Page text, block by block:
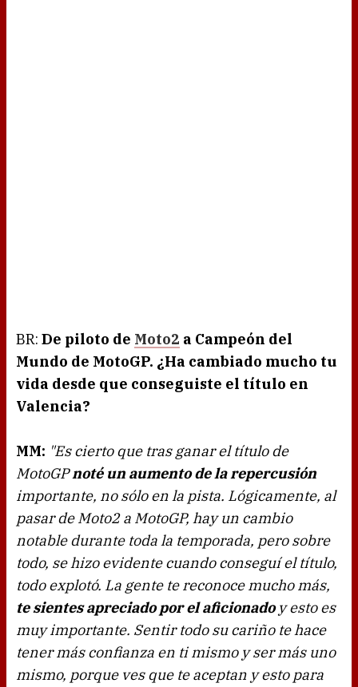
BR: De piloto de Moto2 a Campeón del
Mundo de MotoGP. ¿Ha cambiado mucho tu
vida desde que conseguiste el título en
Valencia?
MM: "Es cierto que tras ganar el título de
MotoGPnoté un aumento de la repercusión
importante, no sólo en la pista. Lógicamente, al
pasar de Moto2 a MotoGP, hay un cambio
notable durante toda la temporada, pero sobre
todo, se hizo evidente cuando conseguí el título,
todo explotó. La gente te reconoce mucho más,
te sientes apreciado por el aficionadoy esto es
muy importante. Sentir todo su cariño te hace
tener más confianza en ti mismo y ser más uno
mismo, porque ves que te aceptan y esto para